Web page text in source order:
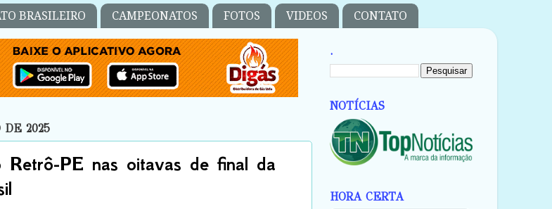
BRASILEIRO CAMPEONATOS FOTOS VIDEOS CONTATO
DE 2025
PE nas oitavas de final da
.
NOTÍCIAS
HORA CERTA